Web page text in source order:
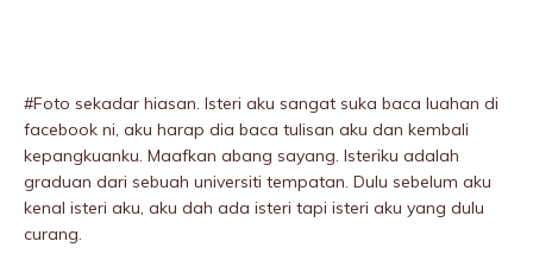
#Foto sekadar hiasan. Isteri aku sangat suka baca luahan di
facebook ni, aku harap dia baca tulisan aku dan kembali
kepangkuanku. Maafkan abang sayang. Isteriku adalah
graduan dari sebuah universiti tempatan. Dulu sebelum aku
kenal isteri aku, aku dah ada isteri tapi isteri aku yang dulu
curang.